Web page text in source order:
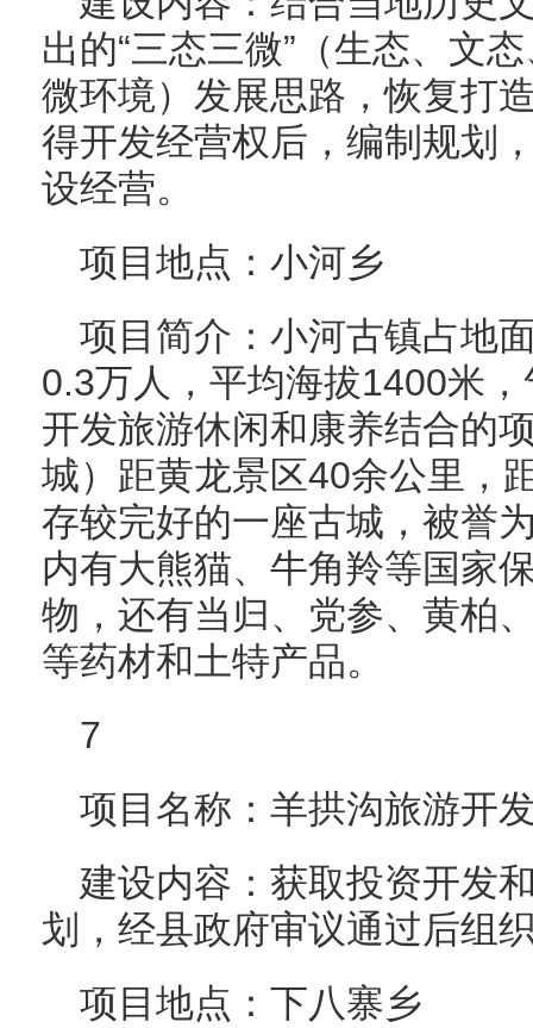
出的“三态三微”（生态、文
微环境）发展思路，恢复打
得开发经营权后，编制规划
设经营。
项目地点：小河乡
项目简介：小河古镇占地
0.3万人，平均海拔1400米
开发旅游休闲和康养结合的
城）距黄龙景区40余公里，
存较完好的一座古城，被誉
内有大熊猫、牛角羚等国家
物，还有当归、党参、黄柏
等药材和土特产品。
7
项目名称：羊拱沟旅游开
建设内容：获取投资开发
划，经县政府审议通过后组
项目地点：下八寨乡